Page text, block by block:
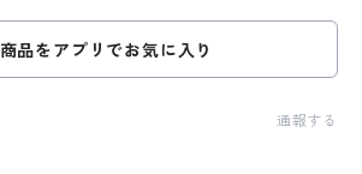
商品をアプリでお気に入り
通報する